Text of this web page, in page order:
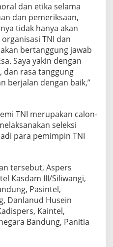
dan etika selama
dan pemeriksaan,
tidak hanya akan
TNI dan
bertanggung jawab
Saya yakin dengan
dan rasa tanggung
berjalan dengan baik,”
TNI merupakan calon-
seleksi
para pemimpin TNI
tersebut, Aspers
Kasdam III/Siliwangi,
Pasintel,
Danlanud Husein
Kaintel,
Bandung, Panitia